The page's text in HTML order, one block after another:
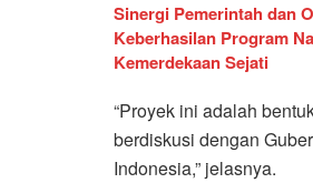
Sinergi Pemerintah dan
Keberhasilan Program
Kemerdekaan Sejati
“Proyek ini adalah
berdiskusi dengan
Indonesia,” jelasnya.